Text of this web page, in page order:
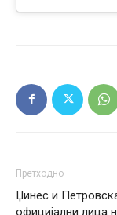
Претходно
Џинес и
официјални лица